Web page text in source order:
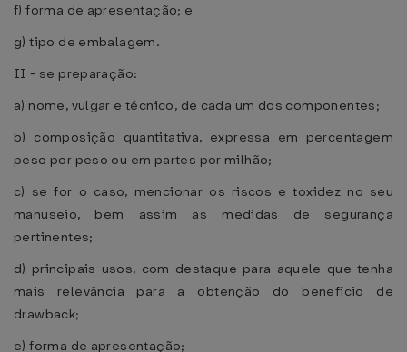
f) forma de apresentação; e
g) tipo de embalagem.
II - se preparação:
a) nome, vulgar e técnico, de cada um dos componentes;
b) composição quantitativa, expressa em percentagem
peso por peso ou em partes por milhão;
c) se for o caso, mencionar os riscos e toxidez no seu
manuseio, bem assim as medidas de segurança
pertinentes;
d) principais usos, com destaque para aquele que tenha
mais relevância para a obtenção do benefício de
drawback;
e) forma de apresentação;